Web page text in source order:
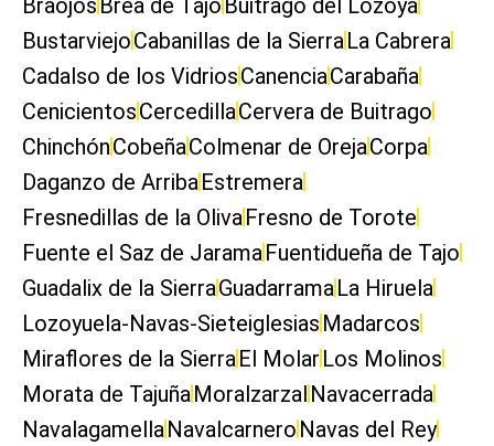
BustarviejoCabanillas de la Sierra La Cabrera
Cadalso de los VidriosCanenciaCarabaña
CenicientosCercedillaCervera de Buitrago
ChinchónCobeñaColmenar de OrejaCorpa
Daganzo de Arriba Estremera
Fresnedillas de la Oliva Fresno de Torote
Fuente el Saz de Jarama Fuentidueña de Tajo
Guadalix de la SierraGuadarrama La Hiruela
Lozoyuela-Navas-Sieteiglesias Madarcos
Miraflores de la Sierra El Molar Los Molinos
Morata de Tajuña Moralzarzal Navacerrada
Navalagamella Navalcarnero Navas del Rey